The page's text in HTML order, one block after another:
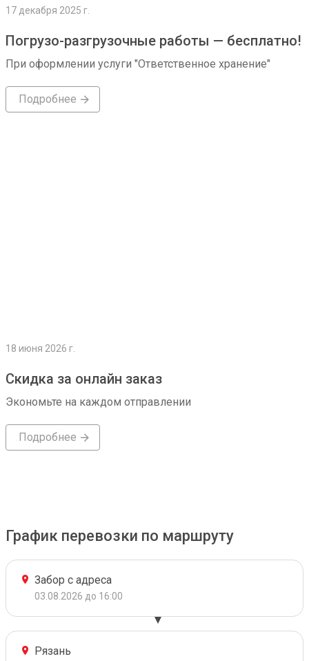
17 декабря 2025 г.
Погрузо-разгрузочные работы — бесплатно!
При оформлении услуги "Ответственное хранение"
Подробнее
18 июня 2026 г.
Скидка за онлайн заказ
Экономьте на каждом отправлении
Подробнее
График перевозки по маршруту
Забор с адреса
03.08.2026 до 16:00
Рязань